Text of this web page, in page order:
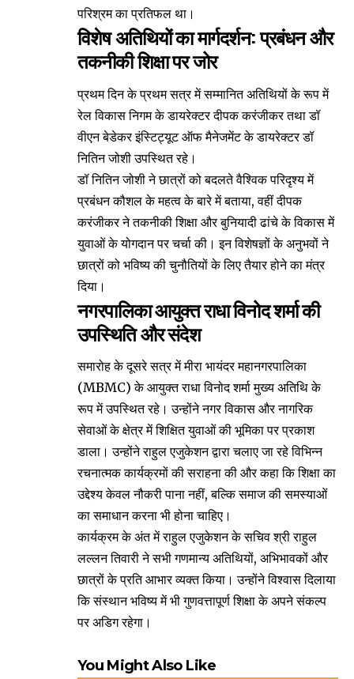
परिश्रम का प्रतिफल था।
विशेष अतिथियों का मार्गदर्शन: प्रबंधन और
तकनीकी शिक्षा पर जोर
प्रथम दिन के प्रथम सत्र में सम्मानित अतिथियों के रूप में
रेल विकास निगम के डायरेक्टर दीपक करंजीकर तथा डॉ
वीएन बेडेकर इंस्टिट्यूट ऑफ मैनेजमेंट के डायरेक्टर डॉ
नितिन जोशी उपस्थित रहे।
डॉ नितिन जोशी ने छात्रों को बदलते वैश्विक परिदृश्य में
प्रबंधन कौशल के महत्व के बारे में बताया, वहीं दीपक
करंजीकर ने तकनीकी शिक्षा और बुनियादी ढांचे के विकास में
युवाओं के योगदान पर चर्चा की। इन विशेषज्ञों के अनुभवों ने
छात्रों को भविष्य की चुनौतियों के लिए तैयार होने का मंत्र
दिया।
नगरपालिका आयुक्त राधा विनोद शर्मा की
उपस्थिति और संदेश
समारोह के दूसरे सत्र में मीरा भायंदर महानगरपालिका
(MBMC) के आयुक्त राधा विनोद शर्मा मुख्य अतिथि के
रूप में उपस्थित रहे। उन्होंने नगर विकास और नागरिक
सेवाओं के क्षेत्र में शिक्षित युवाओं की भूमिका पर प्रकाश
डाला। उन्होंने राहुल एजुकेशन द्वारा चलाए जा रहे विभिन्न
रचनात्मक कार्यक्रमों की सराहना की और कहा कि शिक्षा का
उद्देश्य केवल नौकरी पाना नहीं, बल्कि समाज की समस्याओं
का समाधान करना भी होना चाहिए।
कार्यक्रम के अंत में राहुल एजुकेशन के सचिव श्री राहुल
लल्लन तिवारी ने सभी गणमान्य अतिथियों, अभिभावकों और
छात्रों के प्रति आभार व्यक्त किया। उन्होंने विश्वास दिलाया
कि संस्थान भविष्य में भी गुणवत्तापूर्ण शिक्षा के अपने संकल्प
पर अडिग रहेगा।
You Might Also Like